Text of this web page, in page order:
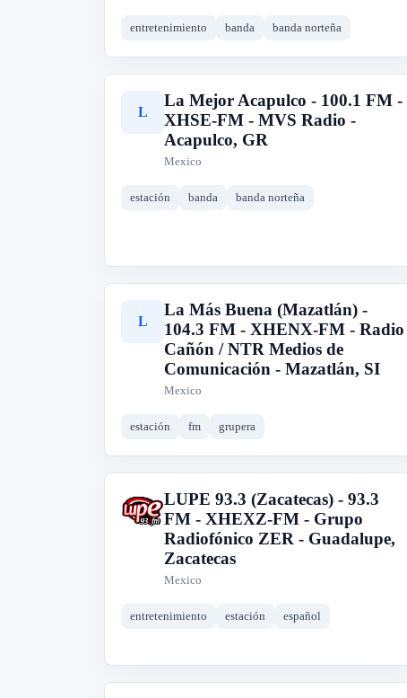
entretenimiento banda banda norteña
L
La Mejor Acapulco - 100.1 FM -
XHSE-FM - MVS Radio -
Acapulco, GR
Mexico
estación banda banda norteña
L
La Más Buena (Mazatlán) -
104.3 FM - XHENX-FM - Radio
Cañón / NTR Medios de
Comunicación - Mazatlán, SI
Mexico
estación fm grupera
L
LUPE 93.3 (Zacatecas) - 93.3
FM - XHEXZ-FM - Grupo
Radiofónico ZER - Guadalupe,
Zacatecas
Mexico
entretenimiento estación español